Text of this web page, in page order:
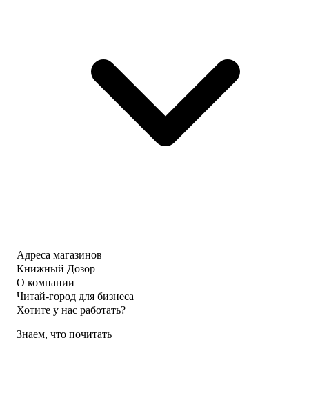
Адреса магазинов
Книжный Дозор
О компании
Читай-город для бизнеса
Хотите у нас работать?
Знаем, что почитать